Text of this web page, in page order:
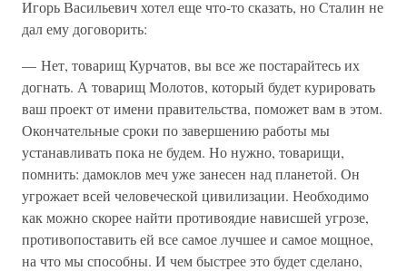
Игорь Васильевич хотел еще что-то сказать, но Сталин не
дал ему договорить:
— Нет, товарищ Курчатов, вы все же постарайтесь их
догнать. А товарищ Молотов, который будет курировать
ваш проект от имени правительства, поможет вам в этом.
Окончательные сроки по завершению работы мы
устанавливать пока не будем. Но нужно, товарищи,
помнить: дамоклов меч уже занесен над планетой. Он
угрожает всей человеческой цивилизации. Необходимо
как можно скорее найти противоядие нависшей угрозе,
противопоставить ей все самое лучшее и самое мощное,
на что мы способны. И чем быстрее это будет сделано,